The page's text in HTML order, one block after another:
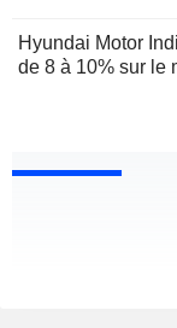
Hyundai Motor
de 8 à 10% sur le